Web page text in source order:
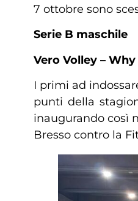
7 ottobre sono
Serie B maschile
Vero Volley – Why
I primi ad
punti della
inaugurando così
Bresso contro la